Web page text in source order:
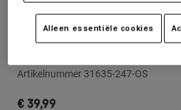
Sokken
Accessoires
Tassen & Accessoires
Shirts
Pants
Boots
Gloves
Beoordelingen
Snapbackcap Fox
Artikelnummer 31635-247-OS
€ 39,99
Alleen essentiële cookies